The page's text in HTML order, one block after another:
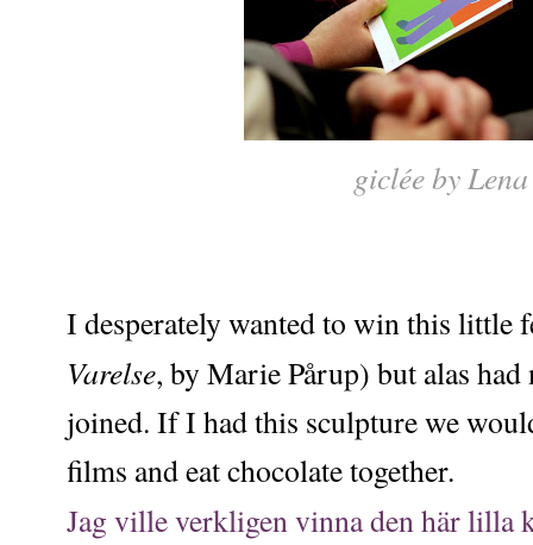
giclée by
I desperately wanted to win this little
Varelse, by Marie Pårup) but alas
joined. If I had this sculpture we
films and eat chocolate together.
Jag ville verkligen vinna den här lilla